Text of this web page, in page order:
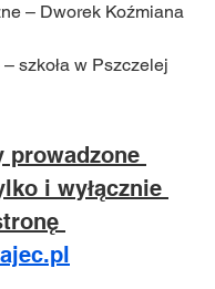
– Dworek Koźmiana
w Pszczelej
prowadzone
i wyłącznie